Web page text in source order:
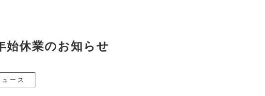
始休業のお知らせ
ュース